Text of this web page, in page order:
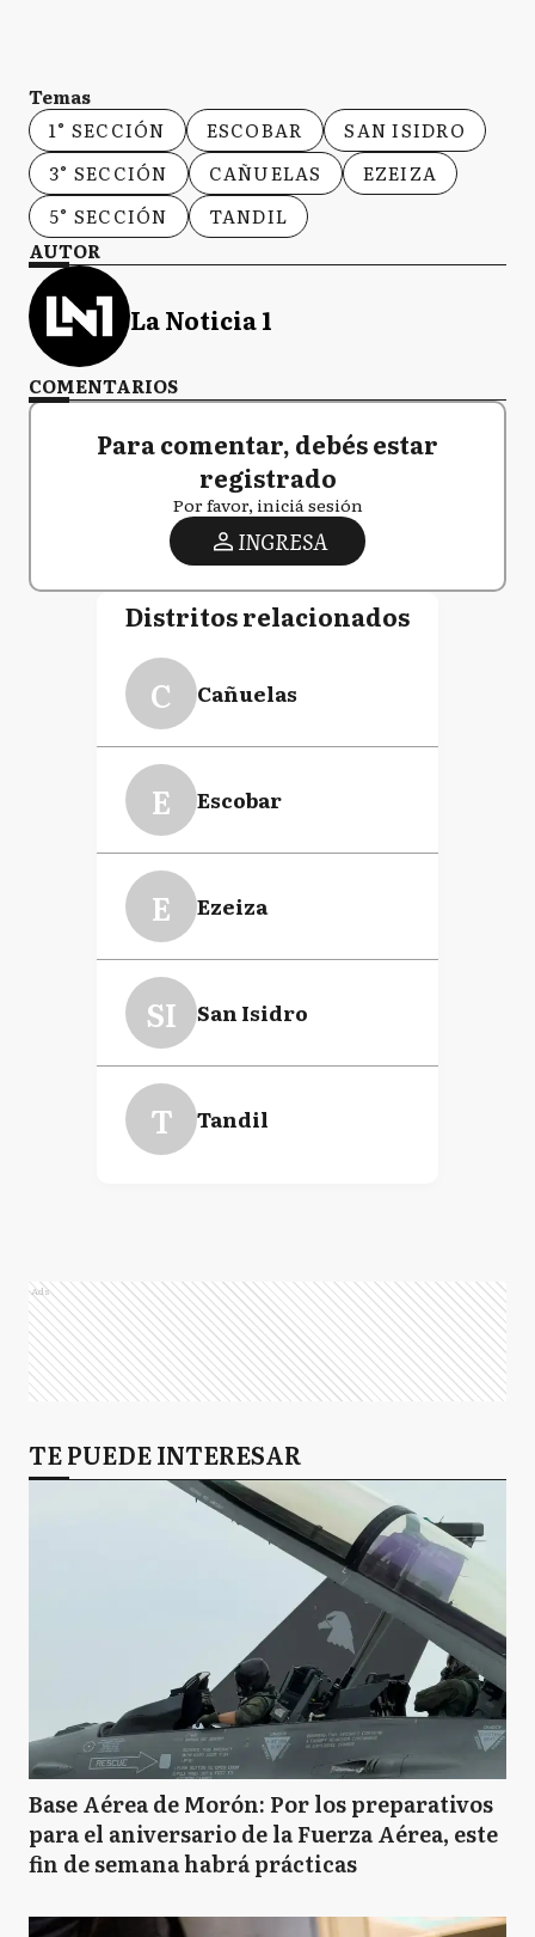
Temas
1° SECCIÓN
ESCOBAR
SAN ISIDRO
3° SECCIÓN
CAÑUELAS
EZEIZA
5° SECCIÓN
TANDIL
AUTOR
La Noticia 1
COMENTARIOS
Para comentar, debés estar
registrado
Por favor, iniciá sesión
INGRESA
Distritos relacionados
C Cañuelas
E Escobar
E Ezeiza
SI San Isidro
T Tandil
Ads
TE PUEDE INTERESAR
Base Aérea de Morón: Por los preparativos
para el aniversario de la Fuerza Aérea, este
fin de semana habrá prácticas